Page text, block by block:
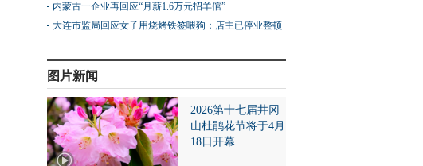
内蒙古一企业再回应“月薪1.6万元招羊倌”
大连市监局回应女子用烧烤铁签喂狗：店主已停业整顿
图片新闻
2026第十七届井冈
山杜鹃花节将于4月
18日开幕